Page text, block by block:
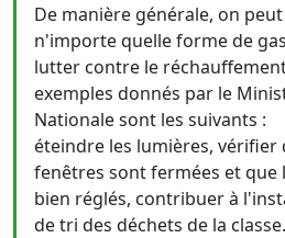
De manière générale, on
n'importe quelle forme de
lutter contre le
exemples donnés par le
Nationale sont les suivants :
éteindre les lumières, vérifier
fenêtres sont fermées et que
bien réglés, contribuer à
de tri des déchets de la